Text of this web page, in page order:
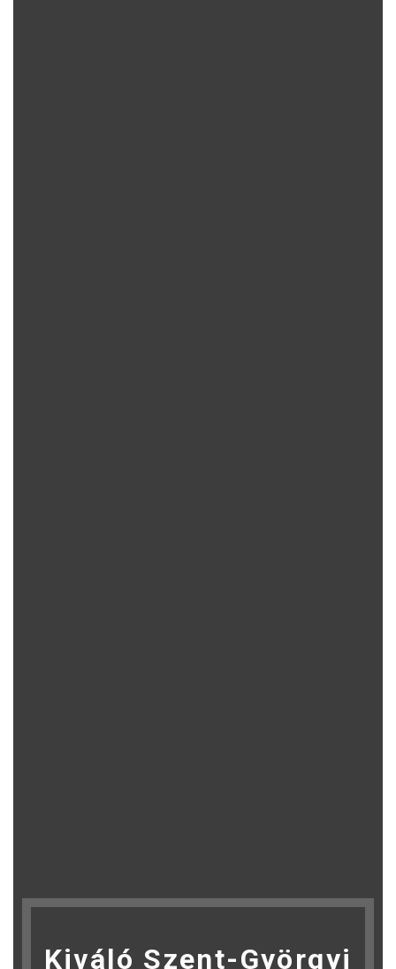
Kiváló Szent-Györgyi